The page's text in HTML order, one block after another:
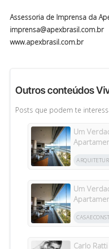
Assessoria de Imprensa da
imprensa@apexbrasil.com.br
www.apexbrasil.com.br
Outros conteúdos
Posts que podem te
Um
Riviera
Um
Riviera
Carlo